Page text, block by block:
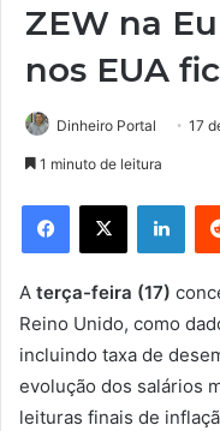
ZEW na
nos EUA
Dinheiro Portal 17
1 minuto de leitura
Facebook
X
A terça-feira (17)
Reino Unido, como
incluindo taxa de
evolução dos salários
leituras finais de